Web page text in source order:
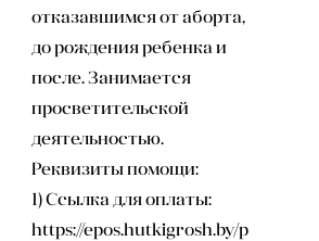
отказавшимся от аборта,
до рождения ребенка и
после. Занимается
просветительской
деятельностью.
Реквизиты помощи:
1) Ссылка для оплаты:
https://epos.hutkigrosh.by/p